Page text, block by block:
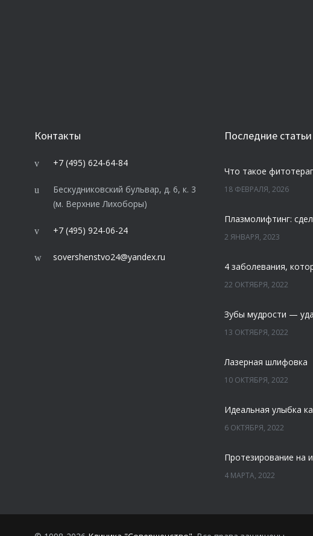
Контакты
+7 (495) 624-64-84
Бескудниковский бульвар, д. 6, к. 3
(м. Верхние Лихоборы)
+7 (495) 924-06-24
sovershenstvo24@yandex.ru
Последние статьи
Что такое
18 ФЕВРАЛЯ, 2026
2 ЯНВАРЯ, 2023
22 ОКТЯБРЯ, 2022
Зубы мудрости —
13 ОКТЯБРЯ, 2022
Лазерная шлифовка
10 ОКТЯБРЯ, 2022
Идеальная улыбка
6 ОКТЯБРЯ, 2022
Протезирование на
4 МАРТА, 2022